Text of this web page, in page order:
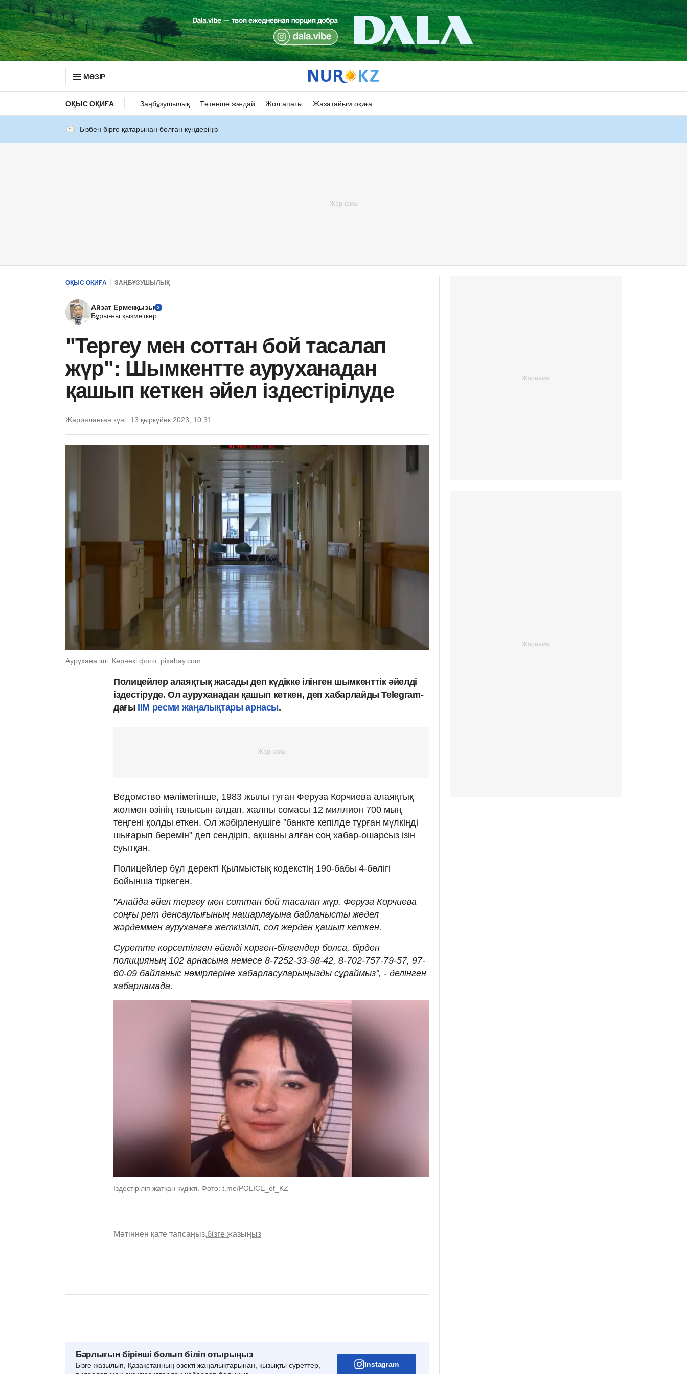
МӘЗІР
ОҚЫС ОҚИҒА Заңбұзушылық Төтенше жағдай Жол апаты Жазатайым оқиға
Бізбен бірге қатарынан болған күндеріңіз
ОҚЫС ОҚИҒА ЗАҢБҰЗУШЫЛЫҚ
Айзат Ермекқызы
Бұрынғы қызметкер
"Тергеу мен соттан бой тасалап
жүр": Шымкентте ауруханадан
қашып кеткен әйел іздестірілуде
Жарияланған күні: 13 қыркүйек 2023, 10:31
Аурухана іші. Көрнекі фото: pixabay.com
Полицейлер алаяқтық жасады деп күдікке ілінген шымкенттік әйелді
іздестіруде. Ол ауруханадан қашып кеткен, деп хабарлайды Telegram-
дағы ІІМ ресми жаңалықтары арнасы.
Ведомство мәліметінше, 1983 жылы туған Феруза Корчиева алаяқтық
жолмен өзінің танысын алдап, жалпы сомасы 12 миллион 700 мың
теңгені қолды еткен. Ол жәбірленушіге "банкте кепілде тұрған мүлкіңді
шығарып беремін" деп сендіріп, ақшаны алған соң хабар-ошарсыз ізін
суытқан.
Полицейлер бұл деректі Қылмыстық кодекстің 190-бабы 4-бөлігі
бойынша тіркеген.
"Алайда әйел тергеу мен соттан бой тасалап жүр. Феруза Корчиева
соңғы рет денсаулығының нашарлауына байланысты жедел
жәрдеммен ауруханаға жеткізіліп, сол жерден қашып кеткен.
Суретте көрсетілген әйелді көрген-білгендер болса, бірден
полицияның 102 арнасына немесе 8-7252-33-98-42, 8-702-757-79-57, 97-
60-09 байланыс нөмірлеріне хабарласуларыңызды сұраймыз", - делінген
хабарламада.
Іздестіріліп жатқан күдікті. Фото: t.me/POLICE_of_KZ
Мәтіннен қате тапсаңыз,бізге жазыңыз
Барлығын бірінші болып біліп отырыңыз
Бізге жазылып, Қазақстанның өзекті жаңалықтарынан, қызықты суреттер,
Instagram